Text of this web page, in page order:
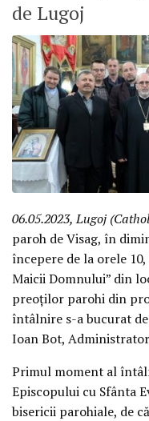
de Lugoj
06.05.2023, Lugoj
paroh de Visag, în
începere de la orele
Maicii Domnului” din
preoților parohi din
întâlnire s-a bucurat
Ioan Bot,
Primul moment al
Episcopului cu Sfânta
bisericii parohiale, de